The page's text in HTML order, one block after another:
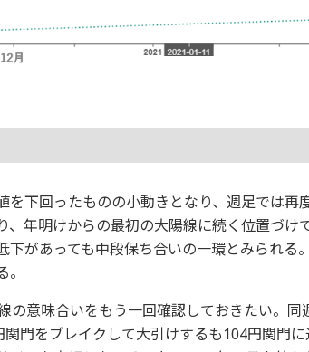
を下回ったものの小動きとなり、週足では再
、年明けからの最初の大陽線に続く位置づけ
下があっても中段保ち合いの一環とみられる
の意味合いをもう一回確認しておきたい。同
門をブレイクして大引けするも104円関門